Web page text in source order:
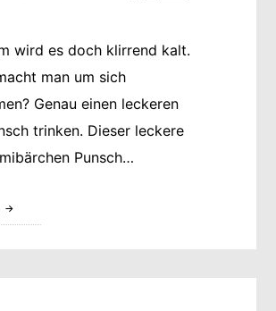
wird es doch klirrend kalt.
man um sich
Genau einen leckeren
trinken. Dieser leckere
Punsch…